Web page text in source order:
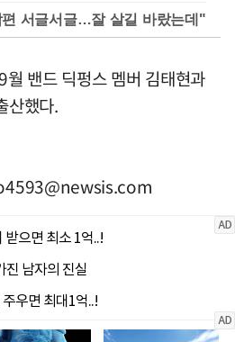
서글서글…잘 살길 바랐는데"
밴드 딕펑스 멤버 김태현과
산했다.